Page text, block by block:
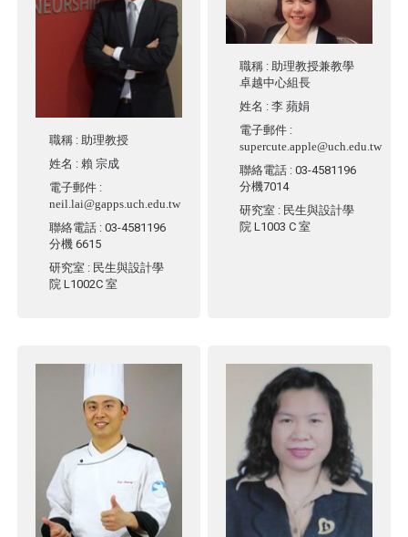
職稱 : 助理教授
姓名 : 賴 宗成
電子郵件 :
neil.lai@gapps.uch.edu.tw
聯絡電話 : 03-4581196
分機 6615
研究室 : 民生與設計學
院 L1002C 室
職稱 : 助理教授兼教學
卓越中心組長
姓名 :李 蘋娟
電子郵件 :
supercute.apple@uch.edu.tw
聯絡電話 : 03-4581196
分機7014
研究室 : 民生與設計學
院 L1003 C 室